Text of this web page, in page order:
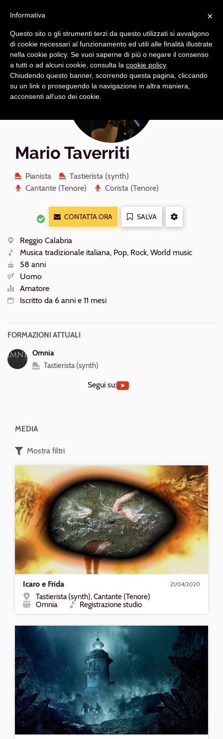
principale
Mario Taverriti
Pianista
Tastierista (synth)
Cantante (Tenore)
Corista (Tenore)
CONTATTA ORA
SALVA
ALTRE
Luogo
Reggio Calabria
Generi
Musica tradizionale italiana, Pop, Rock, World music
Età
58 anni
Sesso
Uomo
Livello
Amatore
Iscritto da 6 anni e 11 mesi
FORMAZIONI ATTUALI
Omnia
Tastierista (synth)
Segui su:
MEDIA
Mostra filtri
Riproduci
Icaro
e
Frida
21/04/2020
Icaro e Frida
Ruolo
Tastierista (synth), Cantante (Tenore)
Omnia
Registrazione studio
Riproduci
ATLANTIDE
×
Informativa
Questo sito o gli strumenti terzi da questo utilizzati si avvalgono
di cookie necessari al funzionamento ed utili alle finalità illustrate
nella cookie policy. Se vuoi saperne di più o negare il consenso
a tutti o ad alcuni cookie, consulta la cookie policy.
Chiudendo questo banner, scorrendo questa pagina, cliccando
su un link o proseguendo la navigazione in altra maniera,
acconsenti all’uso dei cookie.